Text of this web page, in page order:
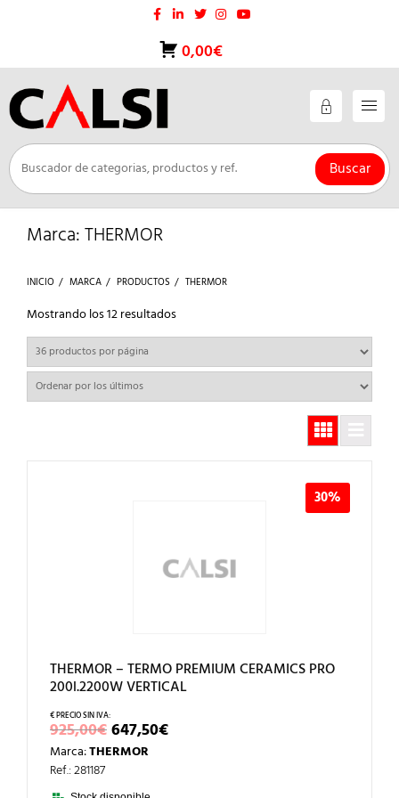
0,00€
Buscar
Marca:THERMOR
INICIO MARCA PRODUCTOS THERMOR
Mostrando los 12 resultadosOrdenado
por
últimos
30%
THERMOR – TERMO PREMIUM CERAMICS PRO
200l.2200W VERTICAL
925,00€EL
PRECIO
ORIGINAL
925,00€.
647,50€EL
PRECIO
Marca:THERMOR
Ref.: 281187